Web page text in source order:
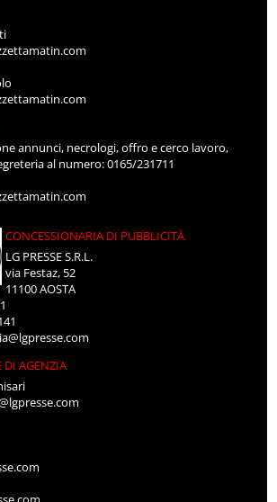
annunci, necrologi, offro e cerco lavoro,
al numero: 0165/231711
CONCESSIONARIA DI PUBBLICITÀ
LG PRESSE S.R.L.
via Festaz, 52
11100 AOSTA
DI AGENZIA